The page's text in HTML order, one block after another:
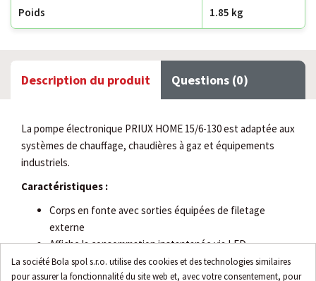
La société Bola spol s.r.o. utilise des cookies et des technologies similaires
pour assurer la fonctionnalité du site web et, avec votre consentement, pour
Poids 1.85 kg
Description du produit Questions (0)
La pompe électronique PRIUX HOME 15/6-130 est adaptée aux
systèmes de chauffage, chaudières à gaz et équipements
industriels.
Caractéristiques :
Corps en fonte avec sorties équipées de filetage
externe
Affiche la consommation instantanée via LED
Moteur avec technologie synchrone E.C.M,
Niveau de protection électrique IP X2D